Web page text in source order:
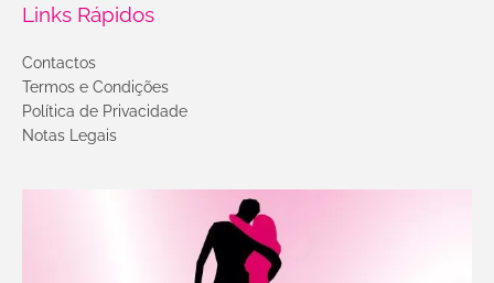
Links Rápidos
Contactos
Termos e Condições
Política de Privacidade
Notas Legais